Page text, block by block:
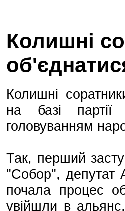
Колишні
Колишні
на базі
головуванням
Так, перший
"Собор", депутат
почала процес
увійшли в